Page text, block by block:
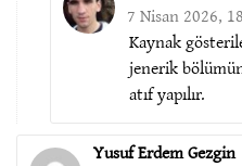
7 Nisan 2026,
Kaynak
jenerik
atıf yapılır.
Yusuf Erdem Gezgin